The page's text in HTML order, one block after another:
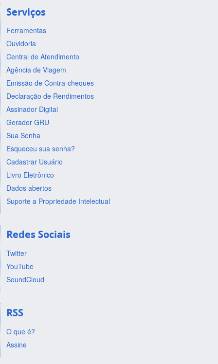
Serviços
Ferramentas
Ouvidoria
Central de Atendimento
Agência de Viagem
Emissão de Contra-cheques
Declaração de Rendimentos
Assinador Digital
Gerador GRU
Sua Senha
Esqueceu sua senha?
Cadastrar Usuário
Livro Eletrônico
Dados abertos
Suporte a Propriedade Intelectual
Redes Sociais
Twitter
YouTube
SoundCloud
RSS
O que é?
Assine